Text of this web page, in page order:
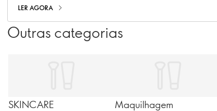
LER AGORA
Outras categorias
SKINCARE Maquilhagem